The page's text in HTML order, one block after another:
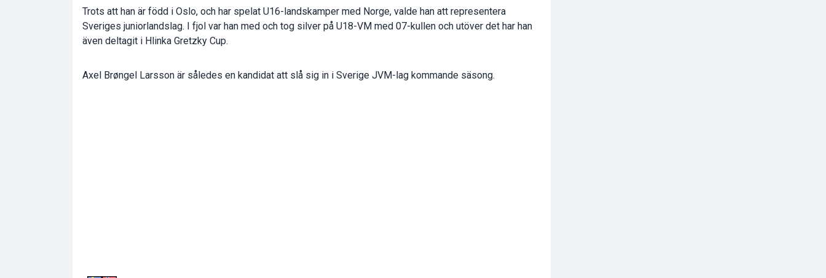
Trots att han är född i Oslo, och har spelat U16-landskamper med Norge, valde han att representera
Sveriges juniorlandslag. I fjol var han med och tog silver på U18-VM med 07-kullen och utöver det har han
även deltagit i Hlinka Gretzky Cup.
Axel Brøngel Larsson är således en kandidat att slå sig in i Sverige JVM-lag kommande säsong.